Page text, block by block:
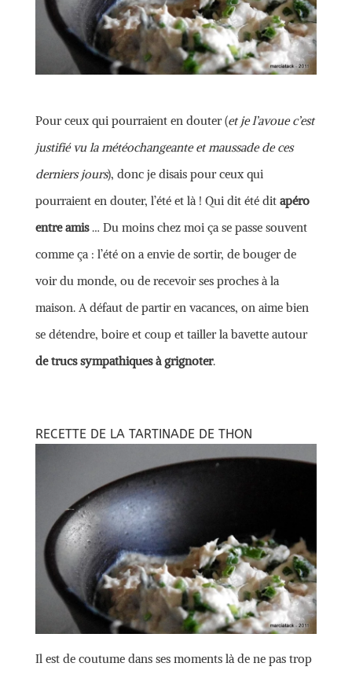
Pour ceux qui pourraient en douter (et je l’avoue c’est
justifié vu la météochangeante et maussade de ces
derniers jours), donc je disais pour ceux qui
pourraient en douter, l’été et là ! Qui dit été dit apéro
entre amis… Du moins chez moi ça se passe souvent
comme ça : l’été on a envie de sortir, de bouger de
voir du monde, ou de recevoir ses proches à la
maison. A défaut de partir en vacances, on aime bien
se détendre, boire et coup et tailler la bavette autour
de trucs sympathiques à grignoter.
RECETTE DE LA TARTINADE DE THON
Il est de coutume dans ses moments là de ne pas trop